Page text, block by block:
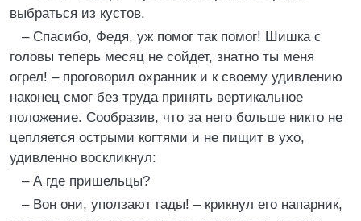
выбраться из кустов.
– Спасибо, Федя, уж помог так помог! Шишка с
головы теперь месяц не сойдет, знатно ты меня
огрел! – проговорил охранник и к своему удивлению
наконец смог без труда принять вертикальное
положение. Сообразив, что за него больше никто не
цепляется острыми когтями и не пищит в ухо,
удивленно воскликнул:
– А где пришельцы?
– Вон они, уползают гады! – крикнул его напарник,